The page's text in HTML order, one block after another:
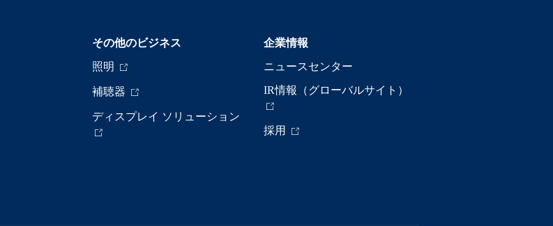
その他のビジネス
照明
補聴器
ディスプレイ ソリューション
企業情報
ニュースセンター
IR情報（グローバルサイト）
採用